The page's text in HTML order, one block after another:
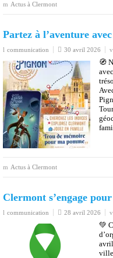
Actus à Clermont
Partez à l’aventure
communication 30 avril 2026
🧭
Actus à Clermont
Clermont s’engage
communication 28 avril 2026
💚
ville